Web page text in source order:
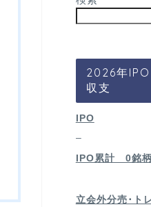
2026年
収支
IPO
–
IPO累計 0銘
立会外分売･ト